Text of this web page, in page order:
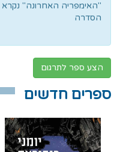
"האימפריה האחרונה"
הסדרה
הצע ספר לתרגום
ספרים חדשים